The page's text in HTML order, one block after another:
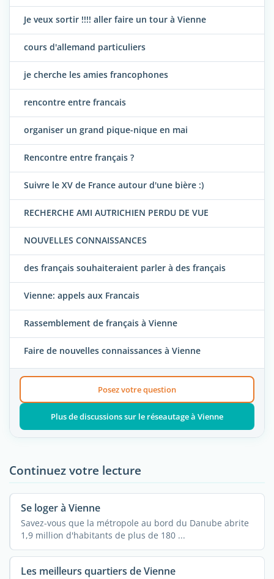
Je veux sortir !!!! aller faire un tour à Vienne
cours d'allemand particuliers
je cherche les amies francophones
rencontre entre francais
organiser un grand pique-nique en mai
Rencontre entre français ?
Suivre le XV de France autour d'une bière :)
RECHERCHE AMI AUTRICHIEN PERDU DE VUE
NOUVELLES CONNAISSANCES
des français souhaiteraient parler à des français
Vienne: appels aux Francais
Rassemblement de français à Vienne
Faire de nouvelles connaissances à Vienne
Posez votre question
Plus de discussions sur le réseautage à Vienne
Continuez votre lecture
Se loger à Vienne
Savez-vous que la métropole au bord du Danube abrite
1,9 million d'habitants de plus de 180 ...
Les meilleurs quartiers de Vienne